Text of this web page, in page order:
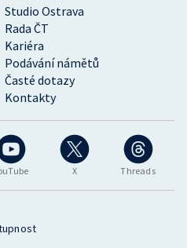
X Threads
Studio Ostrava
Rada ČT
Kariéra
Podávání námětů
Časté dotazy
Kontakty